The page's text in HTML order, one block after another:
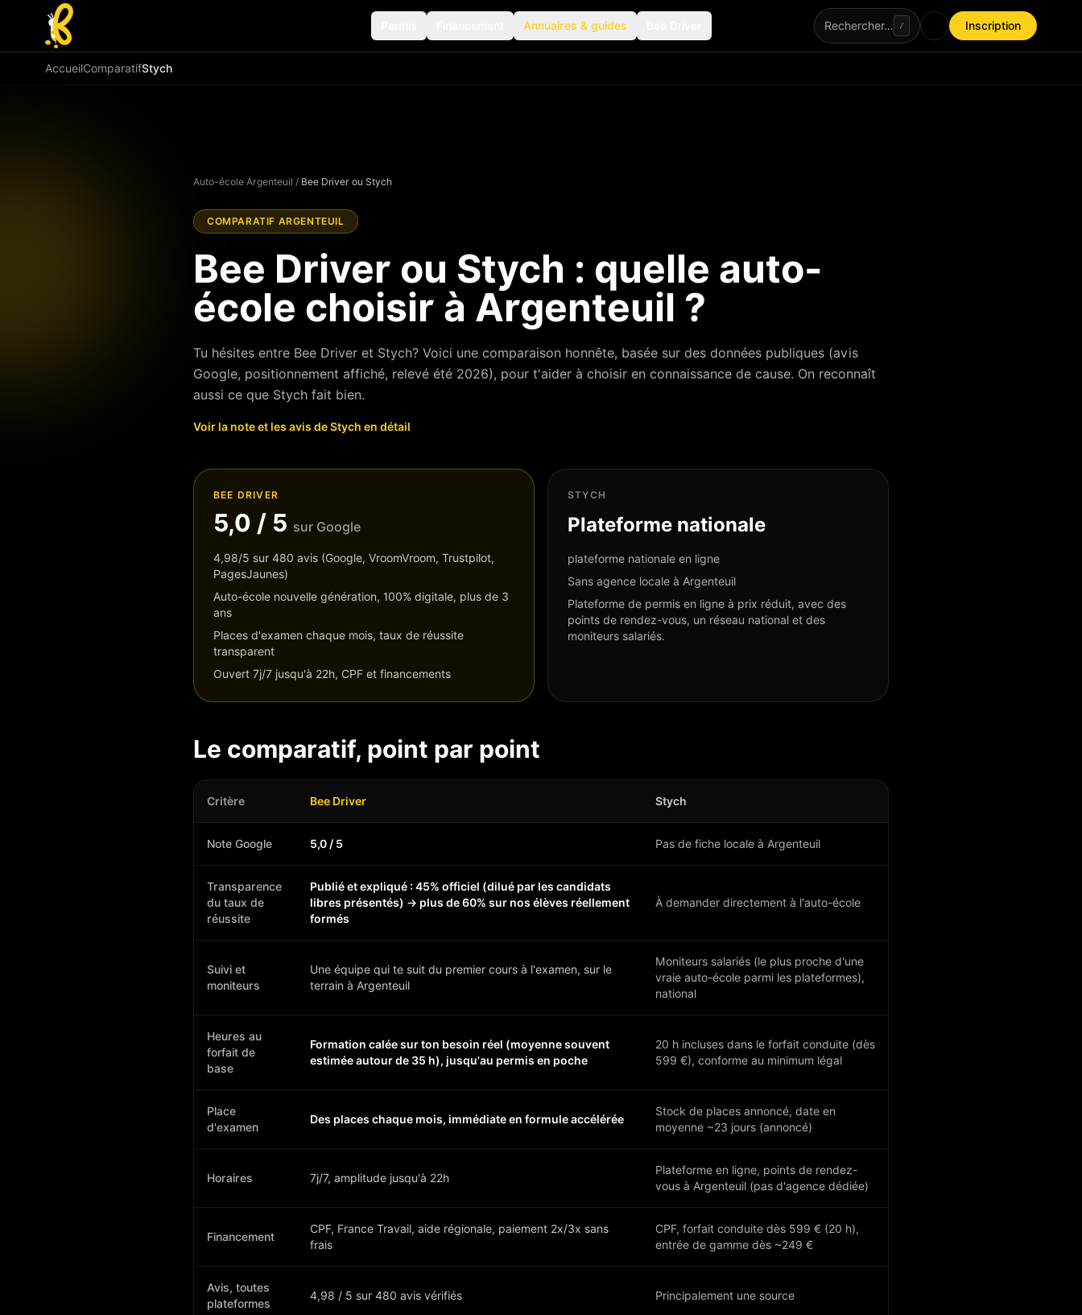
Aller au contenu principal
Annuaires & guides Rechercher… / Inscription
AccueilComparatifStych
Auto-école Argenteuil / Bee Driver ou Stych
COMPARATIF ARGENTEUIL
Bee Driver ou Stych : quelle auto-
école choisir à Argenteuil ?
Tu hésites entre Bee Driver et Stych? Voici une comparaison honnête, basée sur des données publiques (avis
Google, positionnement affiché, relevé été 2026), pour t'aider à choisir en connaissance de cause. On reconnaît
aussi ce que Stych fait bien.
Voir la note et les avis deStych en détail
BEE DRIVER
5,0 / 5 sur Google
4,98/5 sur 480 avis (Google, VroomVroom, Trustpilot,
PagesJaunes)
Auto-école nouvelle génération, 100% digitale, plus de 3
ans
Places d'examen chaque mois, taux de réussite
transparent
Ouvert 7j/7 jusqu'à 22h, CPF et financements
STYCH
Plateforme nationale
plateforme nationale en ligne
Sans agence locale à Argenteuil
Plateforme de permis en ligne à prix réduit, avec des
points de rendez-vous, un réseau national et des
moniteurs salariés.
Le comparatif, point par point
Critère Bee Driver Stych
Note Google 5,0 / 5 Pas de fiche locale à Argenteuil
Transparence
du taux de
réussite
Publié et expliqué : 45% officiel (dilué par les candidats
libres présentés) → plus de 60% sur nos élèves réellement
formés
À demander directement à l'auto-école
Suivi et
moniteurs
Une équipe qui te suit du premier cours à l'examen, sur le
terrain à Argenteuil
Moniteurs salariés (le plus proche d'une
vraie auto-école parmi les plateformes),
national
Heures au
forfait de
base
Formation calée sur ton besoin réel (moyenne souvent
estimée autour de 35 h), jusqu'au permis en poche
20 h incluses dans le forfait conduite (dès
599 €), conforme au minimum légal
Place
d'examen
Des places chaque mois, immédiate en formule accélérée
Stock de places annoncé, date en
moyenne ~23 jours (annoncé)
Horaires 7j/7, amplitude jusqu'à 22h
Plateforme en ligne, points de rendez-
vous à Argenteuil (pas d'agence dédiée)
Financement
CPF, France Travail, aide régionale, paiement 2x/3x sans
frais
CPF, forfait conduite dès 599 € (20 h),
entrée de gamme dès ~249 €
Avis, toutes
plateformes
4,98 / 5 sur 480 avis vérifiés Principalement une source